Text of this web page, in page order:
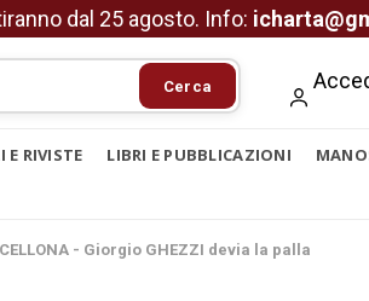
dal 25 agosto. Info:
Cerca
E RIVISTE LIBRI E PUBBLICAZIONI
- Giorgio GHEZZI devia la palla